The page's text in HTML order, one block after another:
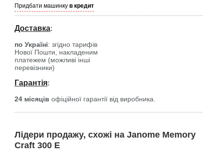
Придбати машинку в кредит
Доставка:
по Україні: згідно тарифів
Нової Пошти, накладеним
платежем (можливі інші
перевізники)
Гарантія:
24 місяців офіційної гарантії від виробника.
Лідери продажу, схожі на Janome Memory
Craft 300 E